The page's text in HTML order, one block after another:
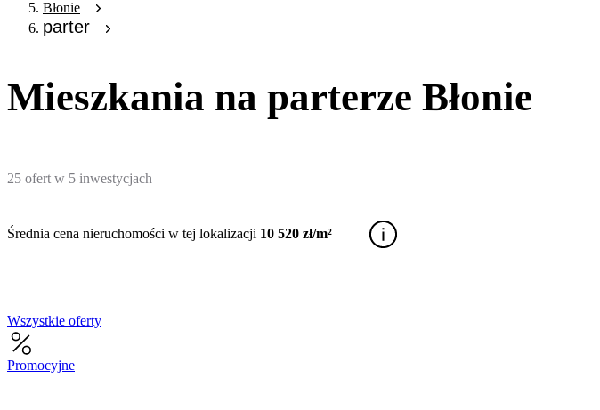
Błonie
parter
Mieszkania na parterze Błonie
25 ofert w 5 inwestycjach
Średnia cena nieruchomości w tej lokalizacji 10 520 zł/m²
Wszystkie oferty
Promocyjne